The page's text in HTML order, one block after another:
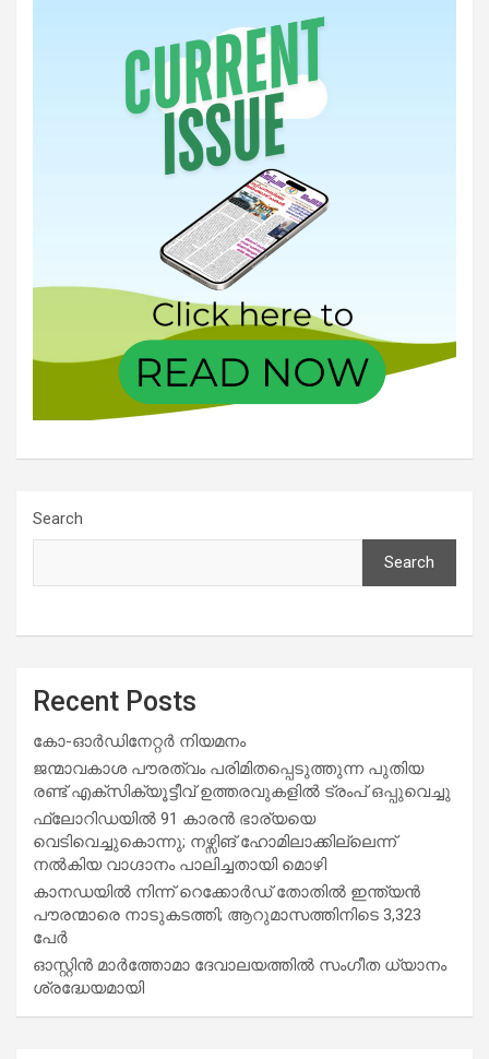
Search
Search
Recent Posts
കോ-ഓർഡിനേറ്റർ നിയമനം
ജന്മാവകാശ പൗരത്വം പരിമിതപ്പെടുത്തുന്ന പുതിയ
രണ്ട് എക്സിക്യൂട്ടീവ് ഉത്തരവുകളിൽ ട്രംപ് ഒപ്പുവെച്ചു
ഫ്ലോറിഡയിൽ 91 കാരൻ ഭാര്യയെ
വെടിവെച്ചുകൊന്നു; നഴ്സിങ് ഹോമിലാക്കില്ലെന്ന്
നൽകിയ വാഗ്ദാനം പാലിച്ചതായി മൊഴി
കാനഡയിൽ നിന്ന് റെക്കോർഡ് തോതിൽ ഇന്ത്യൻ
പൗരന്മാരെ നാടുകടത്തി; ആറുമാസത്തിനിടെ 3,323
പേർ
ഓസ്റ്റിൻ മാർത്തോമാ ദേവാലയത്തിൽ സംഗീത ധ്യാനം
ശ്രദ്ധേയമായി